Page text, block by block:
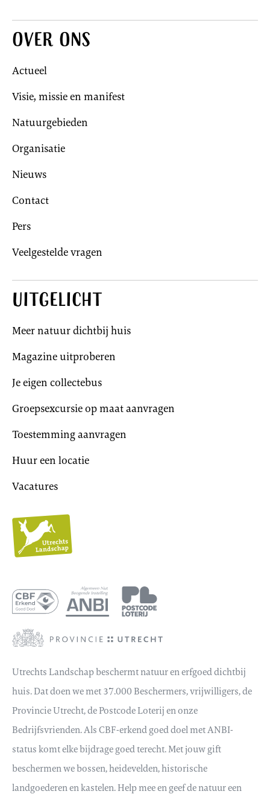
Over ons
Actueel
Visie, missie en manifest
Natuurgebieden
Organisatie
Nieuws
Contact
Pers
Veelgestelde vragen
Uitgelicht
Meer natuur dichtbij huis
Magazine uitproberen
Je eigen collectebus
Groepsexcursie op maat aanvragen
Toestemming aanvragen
Huur een locatie
Vacatures
Utrechts Landschap beschermt natuur en erfgoed dichtbij
huis. Dat doen we met 37.000 Beschermers, vrijwilligers, de
Provincie Utrecht, de Postcode Loterij en onze
Bedrijfsvrienden. Als CBF-erkend goed doel met ANBI-
status komt elke bijdrage goed terecht. Met jouw gift
beschermen we bossen, heidevelden, historische
landgoederen en kastelen. Help mee en geef de natuur een